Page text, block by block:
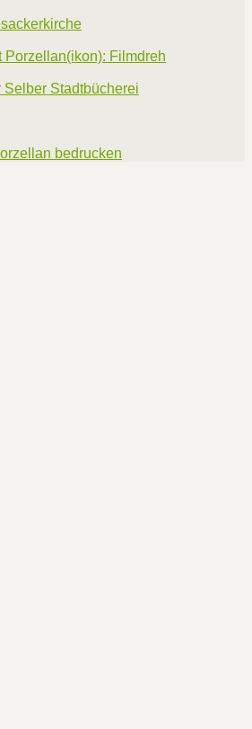
Porzellan(ikon): Filmdreh
Selber Stadtbücherei
bedrucken